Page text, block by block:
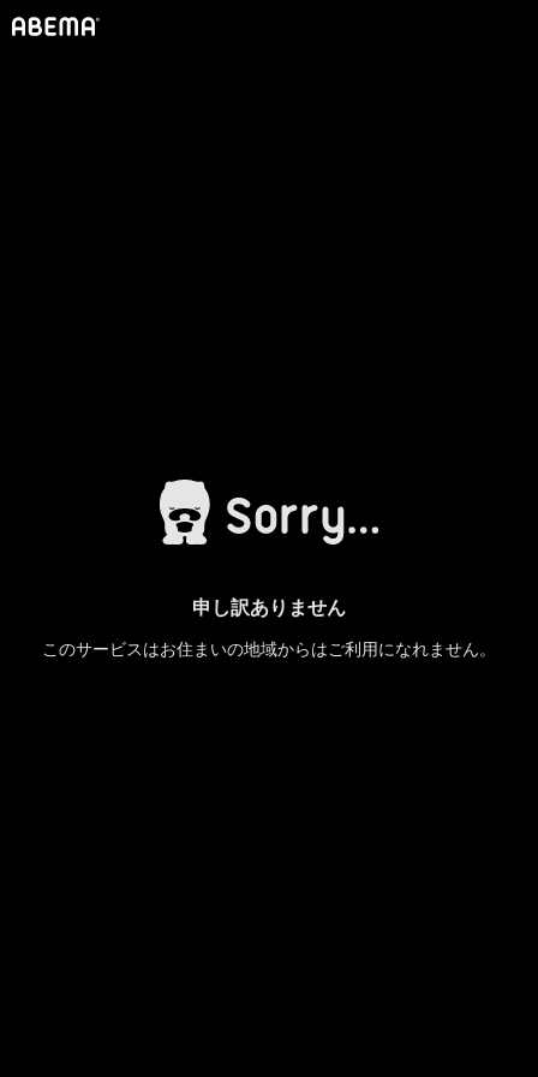
申し訳ありません
このサービスはお住まいの地域からはご利用になれません。